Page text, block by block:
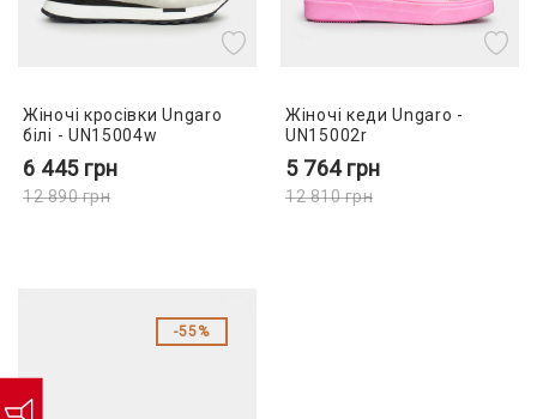
Жіночі кросівки Ungaro
білі - UN15004w
6 445 грн
12 890грн
Жіночі кеди Ungaro -
UN15002r
5 764грн
12 810грн
55%